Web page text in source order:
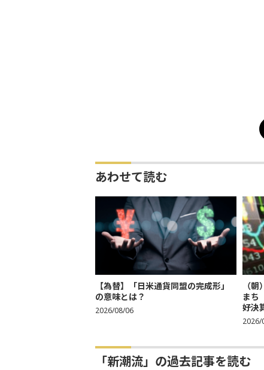
あわせて読む
【為替】「日米通貨同盟の完成形」
の意味とは？
2026/08/06
（
まち
好決
2026/
「新潮流」の過去記事を読む